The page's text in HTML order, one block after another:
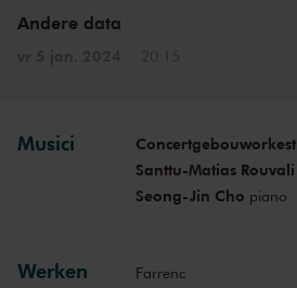
Andere data
Musici
Concertgebouworkest
Santtu-Matias Rouvali
Seong-Jin Cho piano
Werken Farrenc